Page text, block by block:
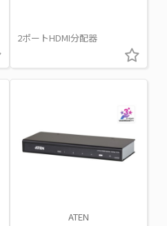
2ポートHDMI分配器
ATEN